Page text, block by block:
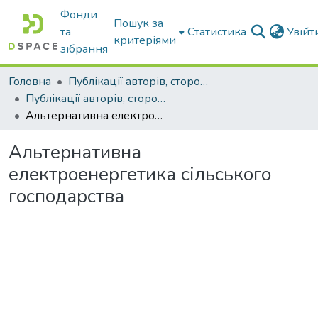
Фонди
та
зібрання
Пошук за
критеріями
Статистика
Головна
Публікації авторів, сторонніх університету
Публікації авторів, сторонніх університету
Альтернативна електроенергетика сільського господарства
Альтернативна
електроенергетика сільського
господарства